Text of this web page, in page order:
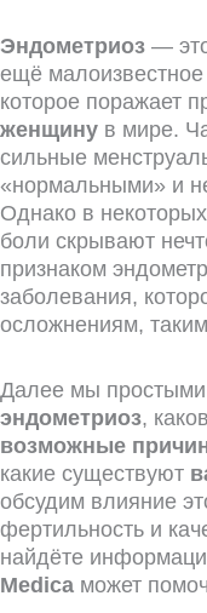
Эндометриоз —
ещё малоизвестное
которое поражает
женщину в мире.
сильные
«нормальными» и
Однако в
боли скрывают
признаком
заболевания,
осложнениям,
Далее мы
эндометриоз,
возможные
какие существуют
обсудим влияние
фертильность и
найдёте
Medica может